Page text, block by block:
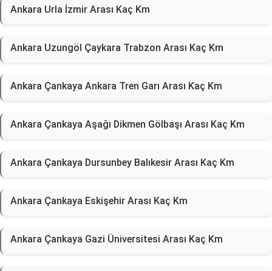
Ankara Urla İzmir Arası Kaç Km
Ankara Uzungöl Çaykara Trabzon Arası Kaç Km
Ankara Çankaya Ankara Tren Garı Arası Kaç Km
Ankara Çankaya Aşağı Dikmen Gölbaşı Arası Kaç Km
Ankara Çankaya Dursunbey Balıkesir Arası Kaç Km
Ankara Çankaya Eskişehir Arası Kaç Km
Ankara Çankaya Gazi Üniversitesi Arası Kaç Km